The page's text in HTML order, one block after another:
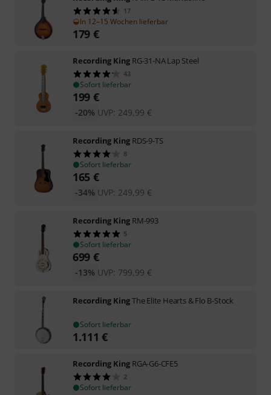
17
In 12–15 Wochen lieferbar
179 €
Recording King RG-31-NA Lap Steel
43
Sofort lieferbar
199 €
UVP: 249,99 €
-20%
Recording King RDS-9-TS
8
Sofort lieferbar
165 €
UVP: 249,99 €
-34%
Recording King RM-993
5
Sofort lieferbar
699 €
UVP: 799,99 €
-13%
Recording KingThe Elite Hearts & Flo B-Stock
Sofort lieferbar
1.111 €
Recording King RGA-G6-CFE5
2
Sofort lieferbar